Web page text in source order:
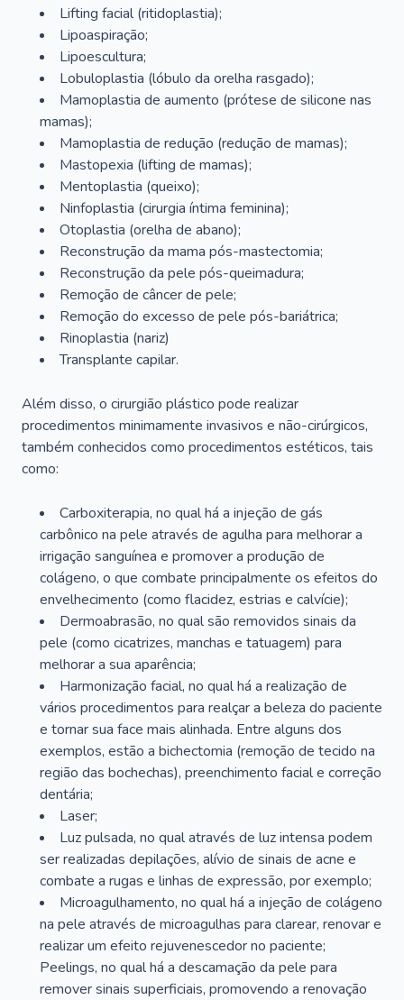
Lifting facial (ritidoplastia);
Lipoaspiração;
Lipoescultura;
Lobuloplastia (lóbulo da orelha rasgado);
Mamoplastia de aumento (prótese de silicone nas
mamas);
Mamoplastia de redução (redução de mamas);
Mastopexia (lifting de mamas);
Mentoplastia (queixo);
Ninfoplastia (cirurgia íntima feminina);
Otoplastia (orelha de abano);
Reconstrução da mama pós-mastectomia;
Reconstrução da pele pós-queimadura;
Remoção de câncer de pele;
Remoção do excesso de pele pós-bariátrica;
Rinoplastia (nariz)
Transplante capilar.
Além disso, o cirurgião plástico pode realizar
procedimentos minimamente invasivos e não-cirúrgicos,
também conhecidos como procedimentos estéticos, tais
como:
Carboxiterapia, no qual há a injeção de gás
carbônico na pele através de agulha para melhorar a
irrigação sanguínea e promover a produção de
colágeno, o que combate principalmente os efeitos do
envelhecimento (como flacidez, estrias e calvície);
Dermoabrasão, no qual são removidos sinais da
pele (como cicatrizes, manchas e tatuagem) para
melhorar a sua aparência;
Harmonização facial, no qual há a realização de
vários procedimentos para realçar a beleza do paciente
e tornar sua face mais alinhada. Entre alguns dos
exemplos, estão a bichectomia (remoção de tecido na
região das bochechas), preenchimento facial e correção
dentária;
Laser;
Luz pulsada, no qual através de luz intensa podem
ser realizadas depilações, alívio de sinais de acne e
combate a rugas e linhas de expressão, por exemplo;
Microagulhamento, no qual há a injeção de colágeno
na pele através de microagulhas para clarear, renovar e
realizar um efeito rejuvenescedor no paciente;
Peelings, no qual há a descamação da pele para
remover sinais superficiais, promovendo a renovação